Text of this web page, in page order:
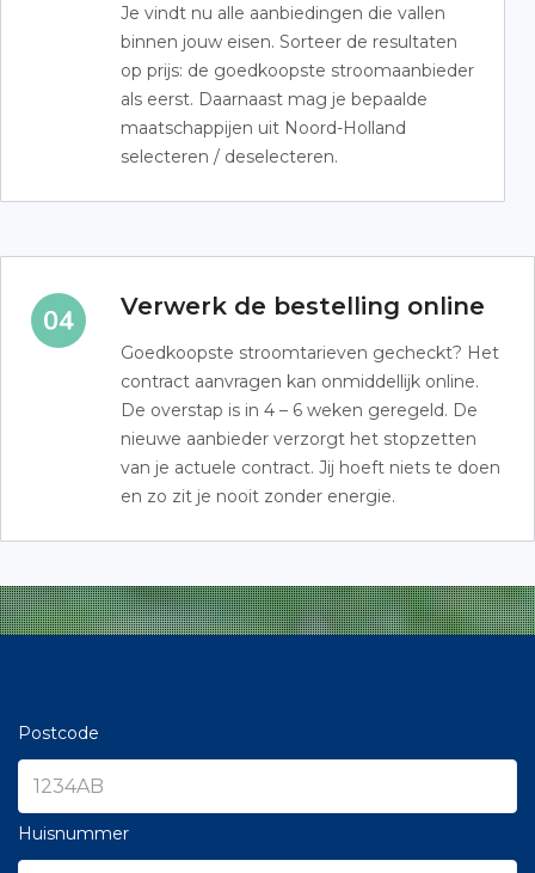
Je vindt nu alle aanbiedingen die vallen
binnen jouw eisen. Sorteer de resultaten
op prijs: de goedkoopste stroomaanbieder
als eerst. Daarnaast mag je bepaalde
maatschappijen uit Noord-Holland
selecteren / deselecteren.
Verwerk de bestelling online
Goedkoopste stroomtarieven gecheckt? Het
contract aanvragen kan onmiddellijk online.
De overstap is in 4 – 6 weken geregeld. De
nieuwe aanbieder verzorgt het stopzetten
van je actuele contract. Jij hoeft niets te doen
en zo zit je nooit zonder energie.
Postcode
Huisnummer